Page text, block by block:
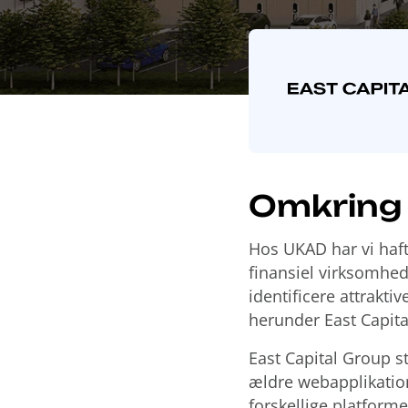
Omkring
Hos UKAD har vi
finansiel
identificere
herunder East
East Capital Group
ældre